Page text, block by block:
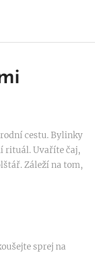
cestu. Bylinky
rituál. Uvaříte čaj,
Záleží na tom,
sprej na